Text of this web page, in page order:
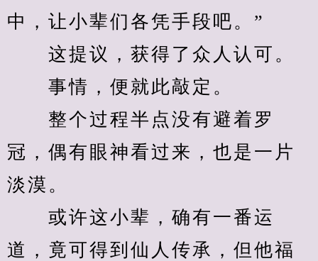
中，让小辈们各凭手段吧。”
这提议，获得了众人认可。
事情，便就此敲定。
整个过程半点没有避着罗
冠，偶有眼神看过来，也是一片
淡漠。
或许这小辈，确有一番运
道，竟可得到仙人传承，但他福